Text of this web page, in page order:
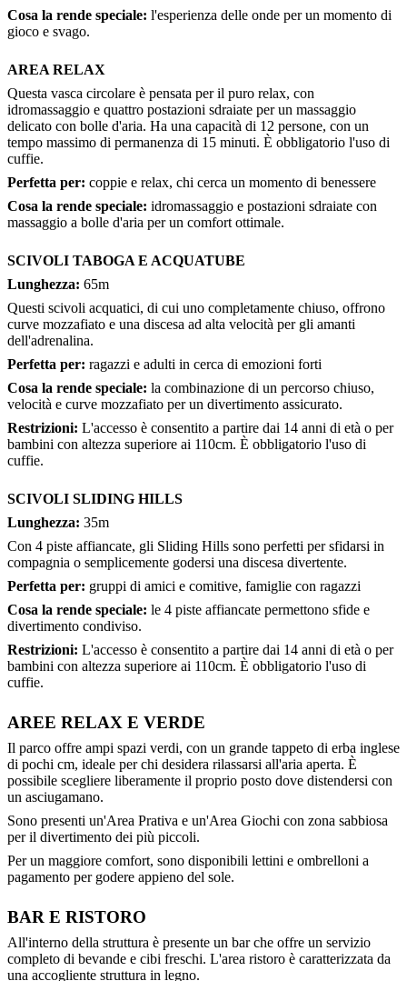
Cosa la rende speciale: l'esperienza delle onde per un momento di
gioco e svago.
AREA RELAX
Questa vasca circolare è pensata per il puro relax, con
idromassaggio e quattro postazioni sdraiate per un massaggio
delicato con bolle d'aria. Ha una capacità di 12 persone, con un
tempo massimo di permanenza di 15 minuti. È obbligatorio l'uso di
cuffie.
Perfetta per: coppie e relax, chi cerca un momento di benessere
Cosa la rende speciale: idromassaggio e postazioni sdraiate con
massaggio a bolle d'aria per un comfort ottimale.
SCIVOLI TABOGA E ACQUATUBE
Lunghezza: 65m
Questi scivoli acquatici, di cui uno completamente chiuso, offrono
curve mozzafiato e una discesa ad alta velocità per gli amanti
dell'adrenalina.
Perfetta per: ragazzi e adulti in cerca di emozioni forti
Cosa la rende speciale: la combinazione di un percorso chiuso,
velocità e curve mozzafiato per un divertimento assicurato.
Restrizioni: L'accesso è consentito a partire dai 14 anni di età o per
bambini con altezza superiore ai 110cm. È obbligatorio l'uso di
cuffie.
SCIVOLI SLIDING HILLS
Lunghezza: 35m
Con 4 piste affiancate, gli Sliding Hills sono perfetti per sfidarsi in
compagnia o semplicemente godersi una discesa divertente.
Perfetta per: gruppi di amici e comitive, famiglie con ragazzi
Cosa la rende speciale: le 4 piste affiancate permettono sfide e
divertimento condiviso.
Restrizioni: L'accesso è consentito a partire dai 14 anni di età o per
bambini con altezza superiore ai 110cm. È obbligatorio l'uso di
cuffie.
AREE RELAX E VERDE
Il parco offre ampi spazi verdi, con un grande tappeto di erba inglese
di pochi cm, ideale per chi desidera rilassarsi all'aria aperta. È
possibile scegliere liberamente il proprio posto dove distendersi con
un asciugamano.
Sono presenti un'Area Prativa e un'Area Giochi con zona sabbiosa
per il divertimento dei più piccoli.
Per un maggiore comfort, sono disponibili lettini e ombrelloni a
pagamento per godere appieno del sole.
BAR E RISTORO
All'interno della struttura è presente un bar che offre un servizio
completo di bevande e cibi freschi. L'area ristoro è caratterizzata da
una accogliente struttura in legno.